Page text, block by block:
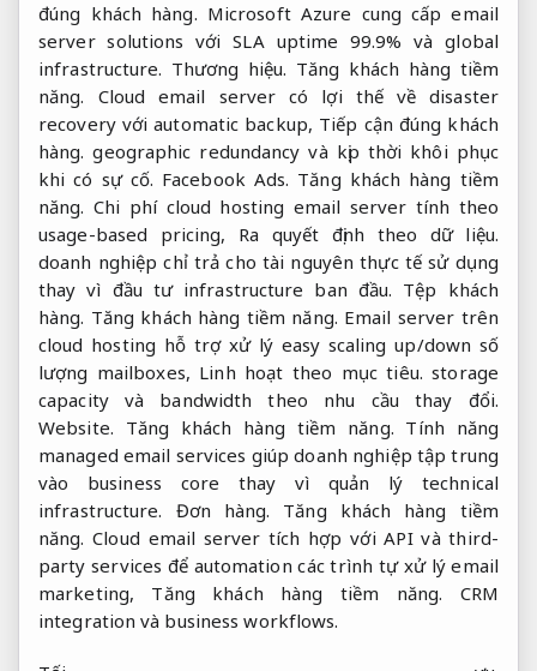
đúng khách hàng. Microsoft Azure cung cấp email
server solutions với SLA uptime 99.9% và global
infrastructure. Thương hiệu. Tăng khách hàng tiềm
năng. Cloud email server có lợi thế về disaster
recovery với automatic backup, Tiếp cận đúng khách
hàng. geographic redundancy và kịp thời khôi phục
khi có sự cố. Facebook Ads. Tăng khách hàng tiềm
năng. Chi phí cloud hosting email server tính theo
usage-based pricing, Ra quyết định theo dữ liệu.
doanh nghiệp chỉ trả cho tài nguyên thực tế sử dụng
thay vì đầu tư infrastructure ban đầu. Tệp khách
hàng. Tăng khách hàng tiềm năng. Email server trên
cloud hosting hỗ trợ xử lý easy scaling up/down số
lượng mailboxes, Linh hoạt theo mục tiêu. storage
capacity và bandwidth theo nhu cầu thay đổi.
Website. Tăng khách hàng tiềm năng. Tính năng
managed email services giúp doanh nghiệp tập trung
vào business core thay vì quản lý technical
infrastructure. Đơn hàng.
Tăng khách hàng tiềm
năng. Cloud email server tích hợp với API và third-
party services để automation các trình tự xử lý email
marketing, Tăng khách hàng tiềm năng. CRM
integration và business workflows.